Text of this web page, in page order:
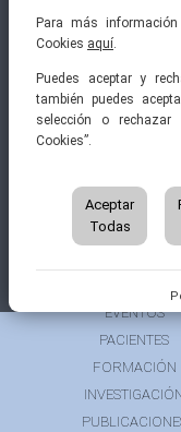
Pintor Ribera, 3
28016 Madrid
ÁREA DE
GRUPOS DE
EVENTOS
PACIENTES
FORMACIÓN
Para más
Cookies aquí
Puedes aceptar y
también puedes
selección o
Cookies”.
Aceptar
Todas